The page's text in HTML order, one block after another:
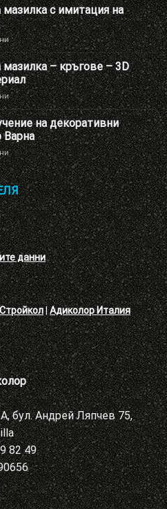
брандиране
на
Шоу
РУМ
Адиколор
с имитация на
за
Нова
декоративна
мазилка
с
имитация
на
перлени
тухлички
– кръгове – 3D
за
Нова
декоративна
мазилка
–
кръгове
–
3D
ефект
с
VELE
материал
на декоративни
Варна
за
Презентация
и
обучение
на
декоративни
мазилки
Адиколор
Варна
данни
Стройкол|Адиколор Италия
бул. Андрей Ляпчев 75,
82 49